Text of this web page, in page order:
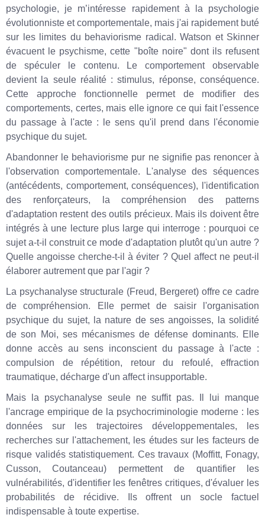
psychologie, je m’intéresse rapidement à la psychologie
évolutionniste et comportementale, mais j'ai rapidement buté
sur les limites du behaviorisme radical. Watson et Skinner
évacuent le psychisme, cette "boîte noire" dont ils refusent
de spéculer le contenu. Le comportement observable
devient la seule réalité : stimulus, réponse, conséquence.
Cette approche fonctionnelle permet de modifier des
comportements, certes, mais elle ignore ce qui fait l'essence
du passage à l'acte : le sens qu'il prend dans l'économie
psychique du sujet.
Abandonner le behaviorisme pur ne signifie pas renoncer à
l'observation comportementale. L'analyse des séquences
(antécédents, comportement, conséquences), l'identification
des renforçateurs, la compréhension des patterns
d'adaptation restent des outils précieux. Mais ils doivent être
intégrés à une lecture plus large qui interroge : pourquoi ce
sujet a-t-il construit ce mode d'adaptation plutôt qu'un autre ?
Quelle angoisse cherche-t-il à éviter ? Quel affect ne peut-il
élaborer autrement que par l'agir ?
La psychanalyse structurale (Freud, Bergeret) offre ce cadre
de compréhension. Elle permet de saisir l'organisation
psychique du sujet, la nature de ses angoisses, la solidité
de son Moi, ses mécanismes de défense dominants. Elle
donne accès au sens inconscient du passage à l'acte :
compulsion de répétition, retour du refoulé, effraction
traumatique, décharge d'un affect insupportable.
Mais la psychanalyse seule ne suffit pas. Il lui manque
l'ancrage empirique de la psychocriminologie moderne : les
données sur les trajectoires développementales, les
recherches sur l'attachement, les études sur les facteurs de
risque validés statistiquement. Ces travaux (Moffitt, Fonagy,
Cusson, Coutanceau) permettent de quantifier les
vulnérabilités, d'identifier les fenêtres critiques, d'évaluer les
probabilités de récidive. Ils offrent un socle factuel
indispensable à toute expertise.